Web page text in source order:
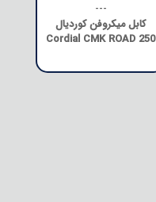
---
کابل میکروفن کوردیال
Cordial CMK ROAD 250